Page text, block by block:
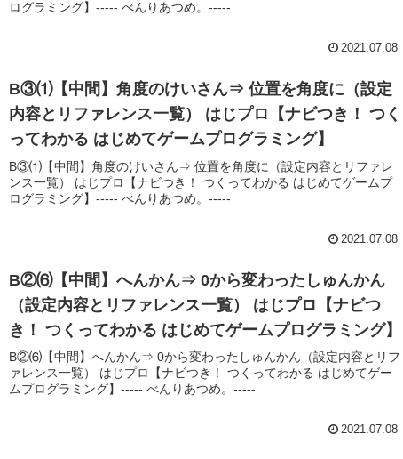
ログラミング】----- べんりあつめ。-----
2021.07.08
B③⑴【中間】角度のけいさん⇒ 位置を角度に（設定
内容とリファレンス一覧） はじプロ【ナビつき！ つく
ってわかる はじめてゲームプログラミング】
B③⑴【中間】角度のけいさん⇒ 位置を角度に（設定内容とリファレ
ンス一覧） はじプロ【ナビつき！ つくってわかる はじめてゲームプ
ログラミング】----- べんりあつめ。-----
2021.07.08
B②⑹【中間】へんかん⇒ 0から変わったしゅんかん
（設定内容とリファレンス一覧） はじプロ【ナビつ
き！ つくってわかる はじめてゲームプログラミング】
B②⑹【中間】へんかん⇒ 0から変わったしゅんかん（設定内容とリフ
ァレンス一覧） はじプロ【ナビつき！ つくってわかる はじめてゲー
ムプログラミング】----- べんりあつめ。-----
2021.07.08